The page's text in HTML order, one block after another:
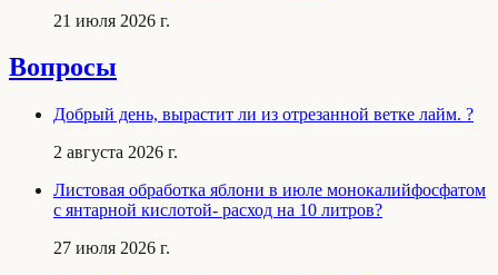
21 июля 2026 г.
Вопросы
Добрый день, вырастит ли из отрезанной ветке лайм. ?
2 августа 2026 г.
Листовая обработка яблони в июле монокалийфосфатом
с янтарной кислотой- расход на 10 литров?
27 июля 2026 г.